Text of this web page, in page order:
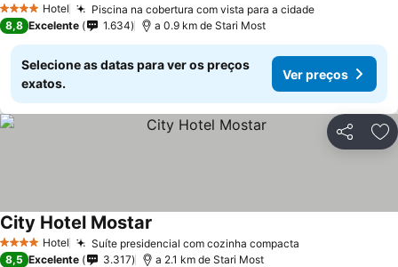
4 EstrelasHotel Piscina na cobertura com vista para a cidadeVer preços
8,8 Excelente 1.634 a 0.9 km de Stari Most
Selecione as datas para ver os preços
exatos.
Ver preços
Partilhar
4 EstrelasHotel Suíte presidencial com cozinha compacta
City Hotel Mostar
8,5 Excelente 3.317 a 2.1 km de Stari Most